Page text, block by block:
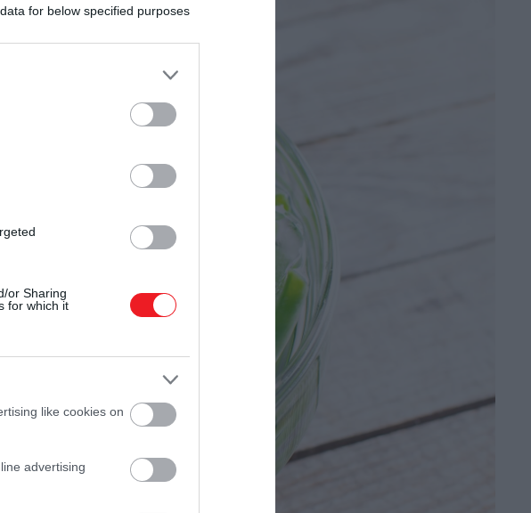
for below specified purposes
or Sharing
for which it
like cookies on
advertising